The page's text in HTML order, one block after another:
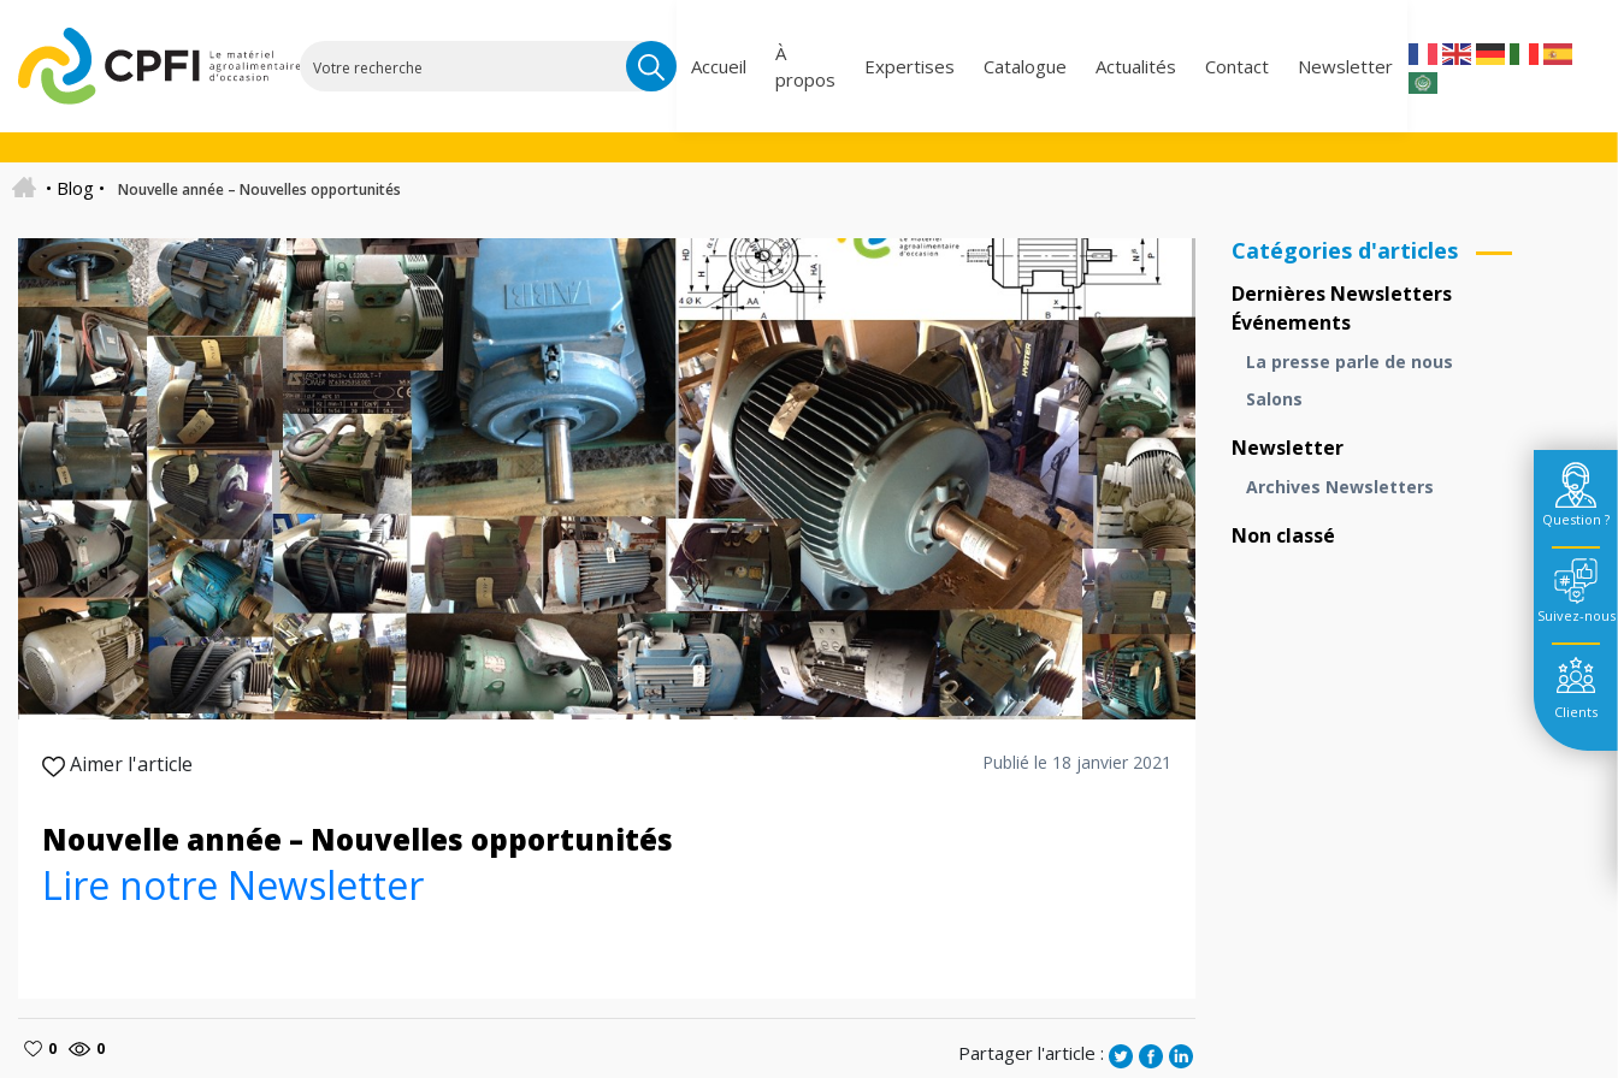
Recherche
pour :
Accueil
À
propos
Expertises Catalogue Actualités Contact Newsletter
Question ?
Suivez-nous
Clients
• Blog • Nouvelle année – Nouvelles opportunités
Aimer l'article Publié le 18 janvier 2021
Nouvelle année – Nouvelles opportunités
Lire notre Newsletter
0 0 Partager l'article :
Catégories d'articles
Dernières Newsletters
Événements
La presse parle de nous
Salons
Newsletter
Archives Newsletters
Non classé